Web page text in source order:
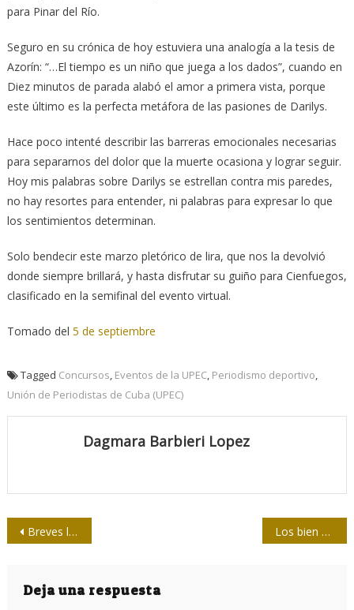
para Pinar del Río.
Seguro en su crónica de hoy estuviera una analogía a la tesis de
Azorín: “…El tiempo es un niño que juega a los dados”, cuando en
Diez minutos de parada alabó el amor a primera vista, porque
este último es la perfecta metáfora de las pasiones de Darilys.
Hace poco intenté describir las barreras emocionales necesarias
para separarnos del dolor que la muerte ocasiona y lograr seguir.
Hoy mis palabras sobre Darilys se estrellan contra mis paredes,
no hay resortes para entender, ni palabras para expresar lo que
los sentimientos determinan.
Solo bendecir este marzo pletórico de lira, que nos la devolvió
donde siempre brillará, y hasta disfrutar su guiño para Cienfuegos,
clasificado en la semifinal del evento virtual.
Tomado del 5 de septiembre
Tagged Concursos Eventos de la UPEC, Periodismo deportivo
Unión de Periodistas de Cuba (UPEC)
Dagmara Barbieri Lopez
Navegación
entradas
Breves lecciones de García Márquez Los bien pagaos
Deja una respuesta